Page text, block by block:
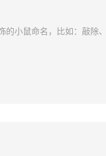
的小鼠命名，比如：敲除